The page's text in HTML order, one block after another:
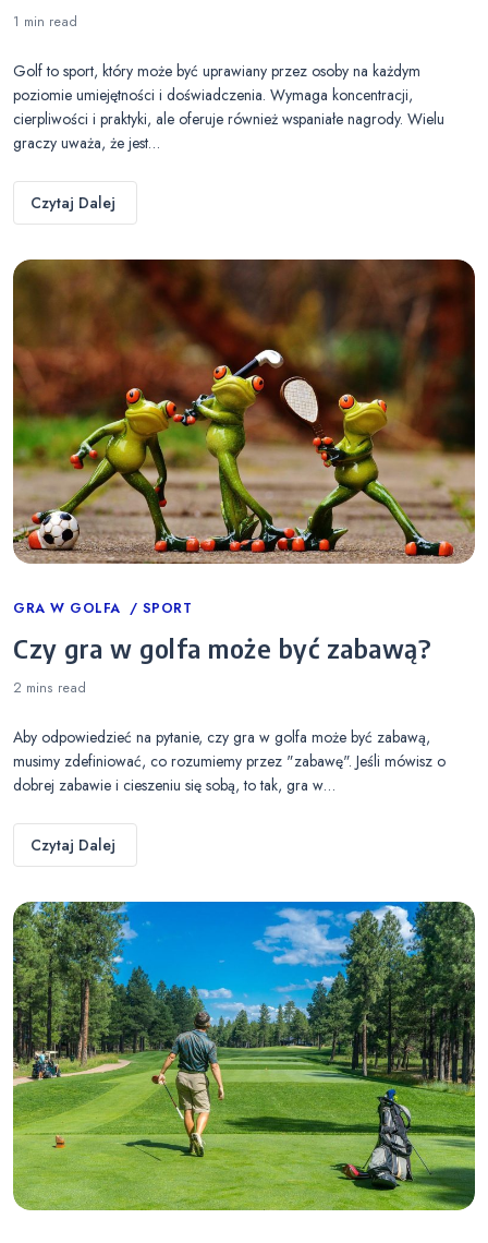
1 min read
Golf to sport, który może być uprawiany przez osoby na każdym
poziomie umiejętności i doświadczenia. Wymaga koncentracji,
cierpliwości i praktyki, ale oferuje również wspaniałe nagrody. Wielu
graczy uważa, że jest…
Czytaj Dalej
Categories
GRA W GOLFA SPORT
Czy gra w golfa może być zabawą?
2 mins read
Aby odpowiedzieć na pytanie, czy gra w golfa może być zabawą,
musimy zdefiniować, co rozumiemy przez "zabawę". Jeśli mówisz o
dobrej zabawie i cieszeniu się sobą, to tak, gra w…
Czytaj Dalej